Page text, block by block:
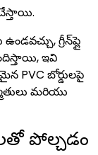
గ్రీన్‌ప్లై
ఇవి
PVC బోర్డులపై
మరియు
పోల్చడం